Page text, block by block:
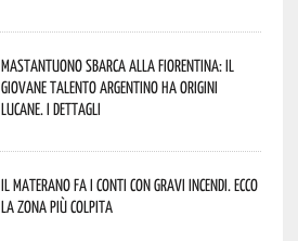
Mastantuono sbarca alla Fiorentina: il
giovane talento argentino ha origini
lucane. I dettagli
Il materano fa i conti con gravi incendi. Ecco
la zona più colpita